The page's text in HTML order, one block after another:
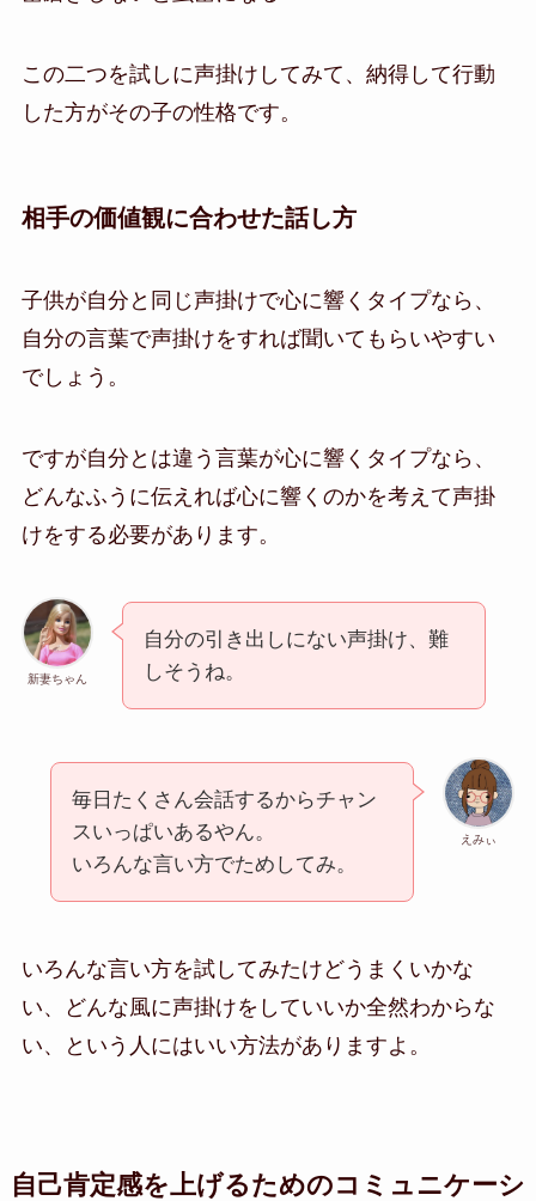
この二つを試しに声掛けしてみて、納得して行動
した方がその子の性格です。
相手の価値観に合わせた話し方
子供が自分と同じ声掛けで心に響くタイプなら、
自分の言葉で声掛けをすれば聞いてもらいやすい
でしょう。
ですが自分とは違う言葉が心に響くタイプなら、
どんなふうに伝えれば心に響くのかを考えて声掛
けをする必要があります。
新妻ちゃん
自分の引き出しにない声掛け、難
しそうね。
えみぃ
毎日たくさん会話するからチャン
スいっぱいあるやん。
いろんな言い方でためしてみ。
いろんな言い方を試してみたけどうまくいかな
い、どんな風に声掛けをしていいか全然わからな
い、という人にはいい方法がありますよ。
自己肯定感を上げるためのコミュニケーシ